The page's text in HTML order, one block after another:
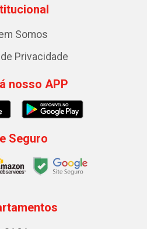
Somos
Privacidade
nosso APP
Seguro